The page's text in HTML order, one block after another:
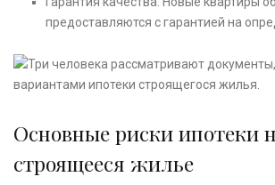
предоставляются с гарантией на
Основные риски ипотеки
строящееся жилье